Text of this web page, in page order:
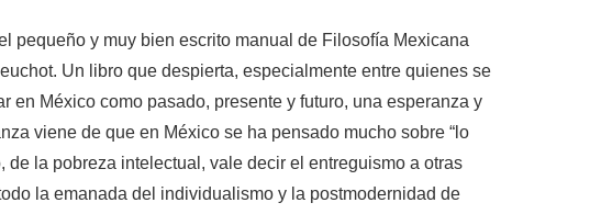
pequeño y muy bien escrito manual de Filosofía Mexicana
Un libro que despierta, especialmente entre quienes se
en México como pasado, presente y futuro, una esperanza y
viene de que en México se ha pensado mucho sobre “lo
de la pobreza intelectual, vale decir el entreguismo a otras
la emanada del individualismo y la postmodernidad de